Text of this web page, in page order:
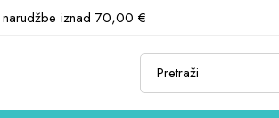
narudžbe iznad 70,00 €